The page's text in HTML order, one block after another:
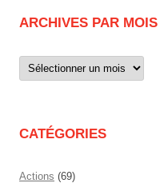
ARCHIVES PAR MOIS
Archives
par
CATÉGORIES
Actions (69)